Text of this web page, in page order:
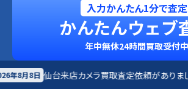
入力かんたん1分で査定
かんたんウェブ
年中無休24時間買取受付中
ラ買取査定依頼がありました。 2026年8月8日